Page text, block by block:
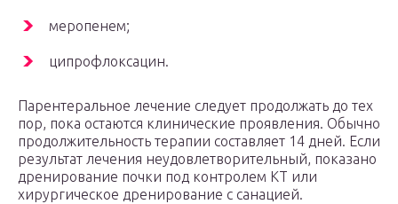
меропенем;
ципрофлоксацин.
Парентеральное лечение следует продолжать до тех
пор, пока остаются клинические проявления. Обычно
продолжительность терапии составляет 14 дней. Если
результат лечения неудовлетворительный, показано
дренирование почки под контролем КТ или
хирургическое дренирование с санацией.